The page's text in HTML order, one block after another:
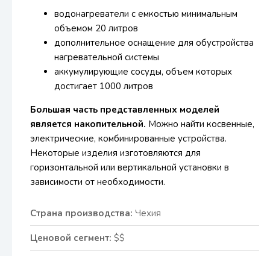
водонагреватели с емкостью минимальным
объемом 20 литров
дополнительное оснащение для обустройства
нагревательной системы
аккумулирующие сосуды, объем которых
достигает 1000 литров
Большая часть представленных моделей
является накопительной. Можно найти косвенные,
электрические, комбинированные устройства.
Некоторые изделия изготовляются для
горизонтальной или вертикальной установки в
зависимости от необходимости.
Страна производства: Чехия
Ценовой сегмент: $$